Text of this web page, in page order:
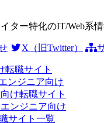
ター特化のIT/Web系
X（旧Twitter）
転職サイト
ンジニア向け
け転職サイト
ンジニア向け
サイト一覧